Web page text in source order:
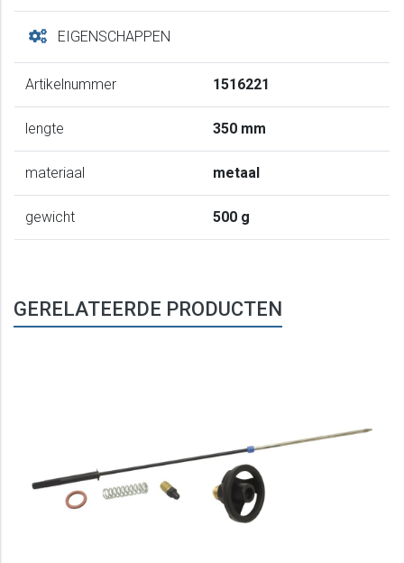
EIGENSCHAPPEN
Artikelnummer 1516221
lengte 350 mm
materiaal metaal
gewicht 500 g
GERELATEERDE PRODUCTEN